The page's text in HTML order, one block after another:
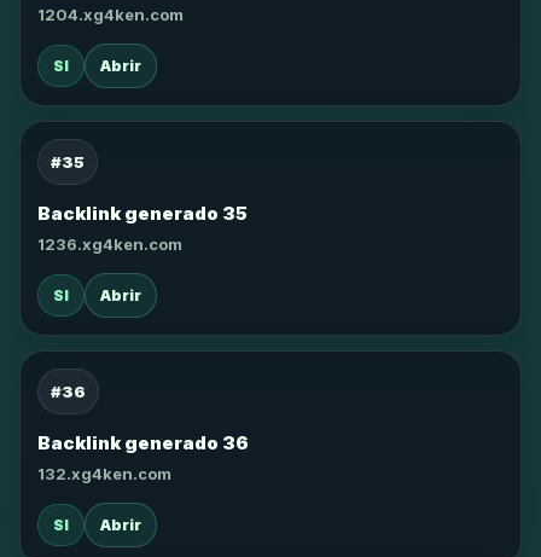
1204.xg4ken.com
SI Abrir
#35
Backlink generado 35
1236.xg4ken.com
SI Abrir
#36
Backlink generado 36
132.xg4ken.com
SI Abrir